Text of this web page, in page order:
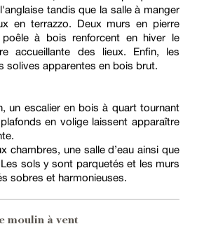
tandis que la salle à manger
en terrazzo. Deux murs en pierre
poêle à bois renforcent en hiver le
accueillante des lieux. Enfin, les
solives apparentes en bois brut.
un escalier en bois à quart tournant
en volige laissent apparaître
chambres, une salle d’eau ainsi que
sols y sont parquetés et les murs
sobres et harmonieuses.
moulin à vent